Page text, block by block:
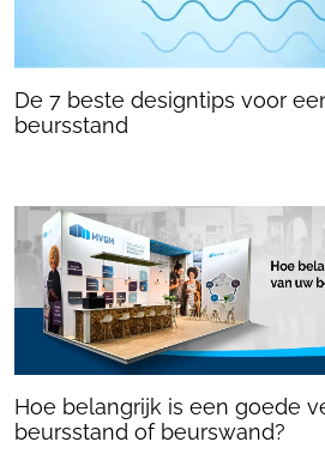
De 7 beste designtips voor
beursstand
Hoe belangrijk is een goede
beursstand of beurswand?